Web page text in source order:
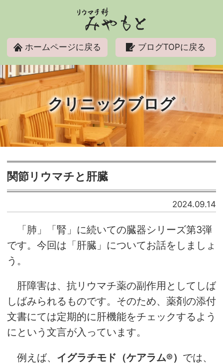
ホームページに戻る ブログTOPに戻る
クリニックブログ
関節リウマチと肝臓
2024.09.14
「肺」「腎」に続いての臓器シリーズ第3弾
です。今回は「肝臓」についてお話をしましょ
う。
肝障害は、抗リウマチ薬の副作用としてしば
しばみられるものです。そのため、薬剤の添付
文書にては定期的に肝機能をチェックするよう
にという文言が入っています。
例えば、 イグラチモド（ケアラム®） では、